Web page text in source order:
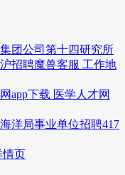
团公司第十四研究所
招聘魔兽客服 工作地
app下载 医学人才网
洋局事业单位招聘417
情页